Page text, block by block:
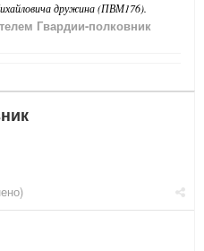
дружина (ПВМ176).
Гвардии-полковник